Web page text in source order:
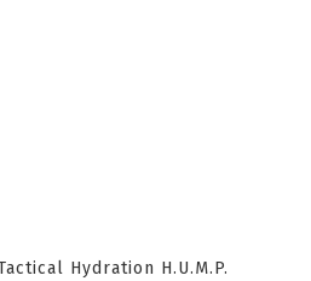
Hydration H.U.M.P.